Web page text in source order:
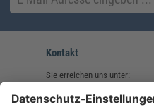
Kontakt
Sie erreichen uns unter:
(08233) 38 11 23